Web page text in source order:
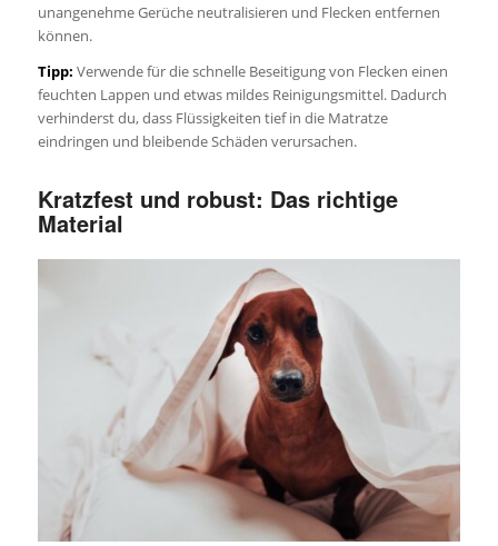
unangenehme Gerüche neutralisieren und Flecken entfernen
können.
Tipp: Verwende für die schnelle Beseitigung von Flecken einen
feuchten Lappen und etwas mildes Reinigungsmittel. Dadurch
verhinderst du, dass Flüssigkeiten tief in die Matratze
eindringen und bleibende Schäden verursachen.
Kratzfest und robust: Das richtige
Material